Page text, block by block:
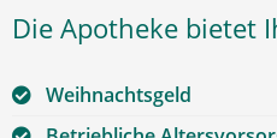
Die Apotheke bietet
Weihnachtsgeld